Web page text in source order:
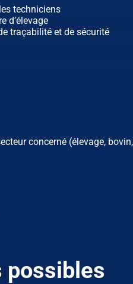
techniciens
d’élevage
traçabilité et de sécurité
concerné (élevage,
possibles